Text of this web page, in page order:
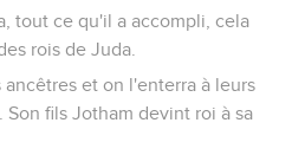
tout ce qu'il a accompli, cela
rois de Juda.
ancêtres et on l'enterra à leurs
fils Jotham devint roi à sa